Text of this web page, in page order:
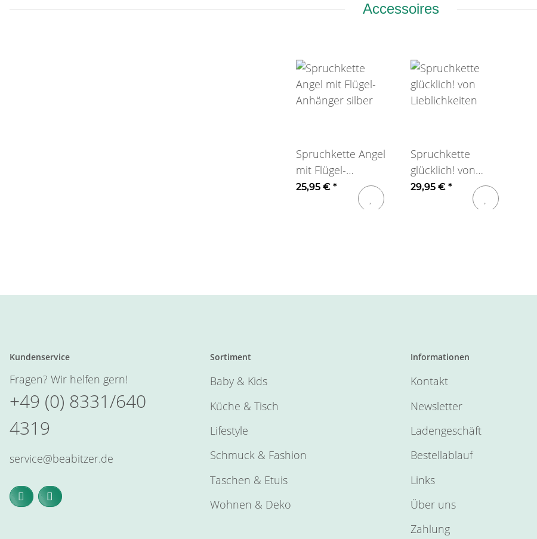
Accessoires
Spruchkette Angel
mit Flügel-
Anhänger silber
25,95 € *
Spruchkette
glücklich! von
Lieblichkeiten
29,95 € *
Kundenservice
Fragen? Wir helfen gern!
+49 (0) 8331/640
4319
service@beabitzer.de
Sortiment
Baby & Kids
Küche & Tisch
Lifestyle
Schmuck & Fashion
Taschen & Etuis
Wohnen & Deko
Informationen
Kontakt
Newsletter
Ladengeschäft
Bestellablauf
Links
Über uns
Zahlung